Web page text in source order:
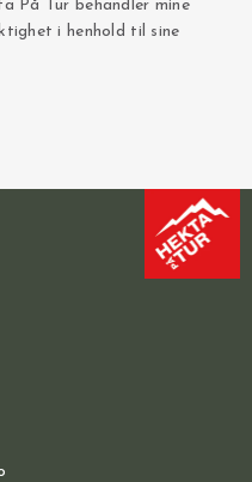
På Tur behandler mine
i henhold til sine